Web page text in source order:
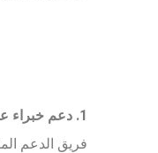
1. دعم خبراء على مدار الساعة 24/7
فريق الدعم